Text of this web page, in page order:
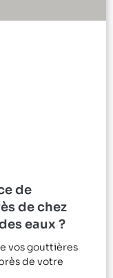
de
de chez
eaux ?
vos gouttières
de votre